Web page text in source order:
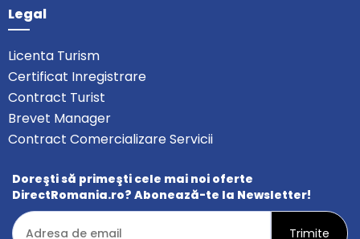
Legal
Licenta Turism
Certificat Inregistrare
Contract Turist
Brevet Manager
Contract Comercializare Servicii
Doreşti să primeşti cele mai noi oferte
DirectRomania.ro? Abonează-te la Newsletter!